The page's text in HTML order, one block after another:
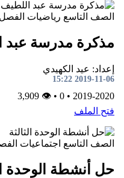
الصف التاسع رياضيات الفصل
مذكرة مدرسة عبد
إعداد: عيد الكهيدي
2019-11-06 15:22
2019-2020
•
0
•
👁 3,909
فتح الملف
الصف التاسع اجتماعيات
حل أنشطة الوحدة